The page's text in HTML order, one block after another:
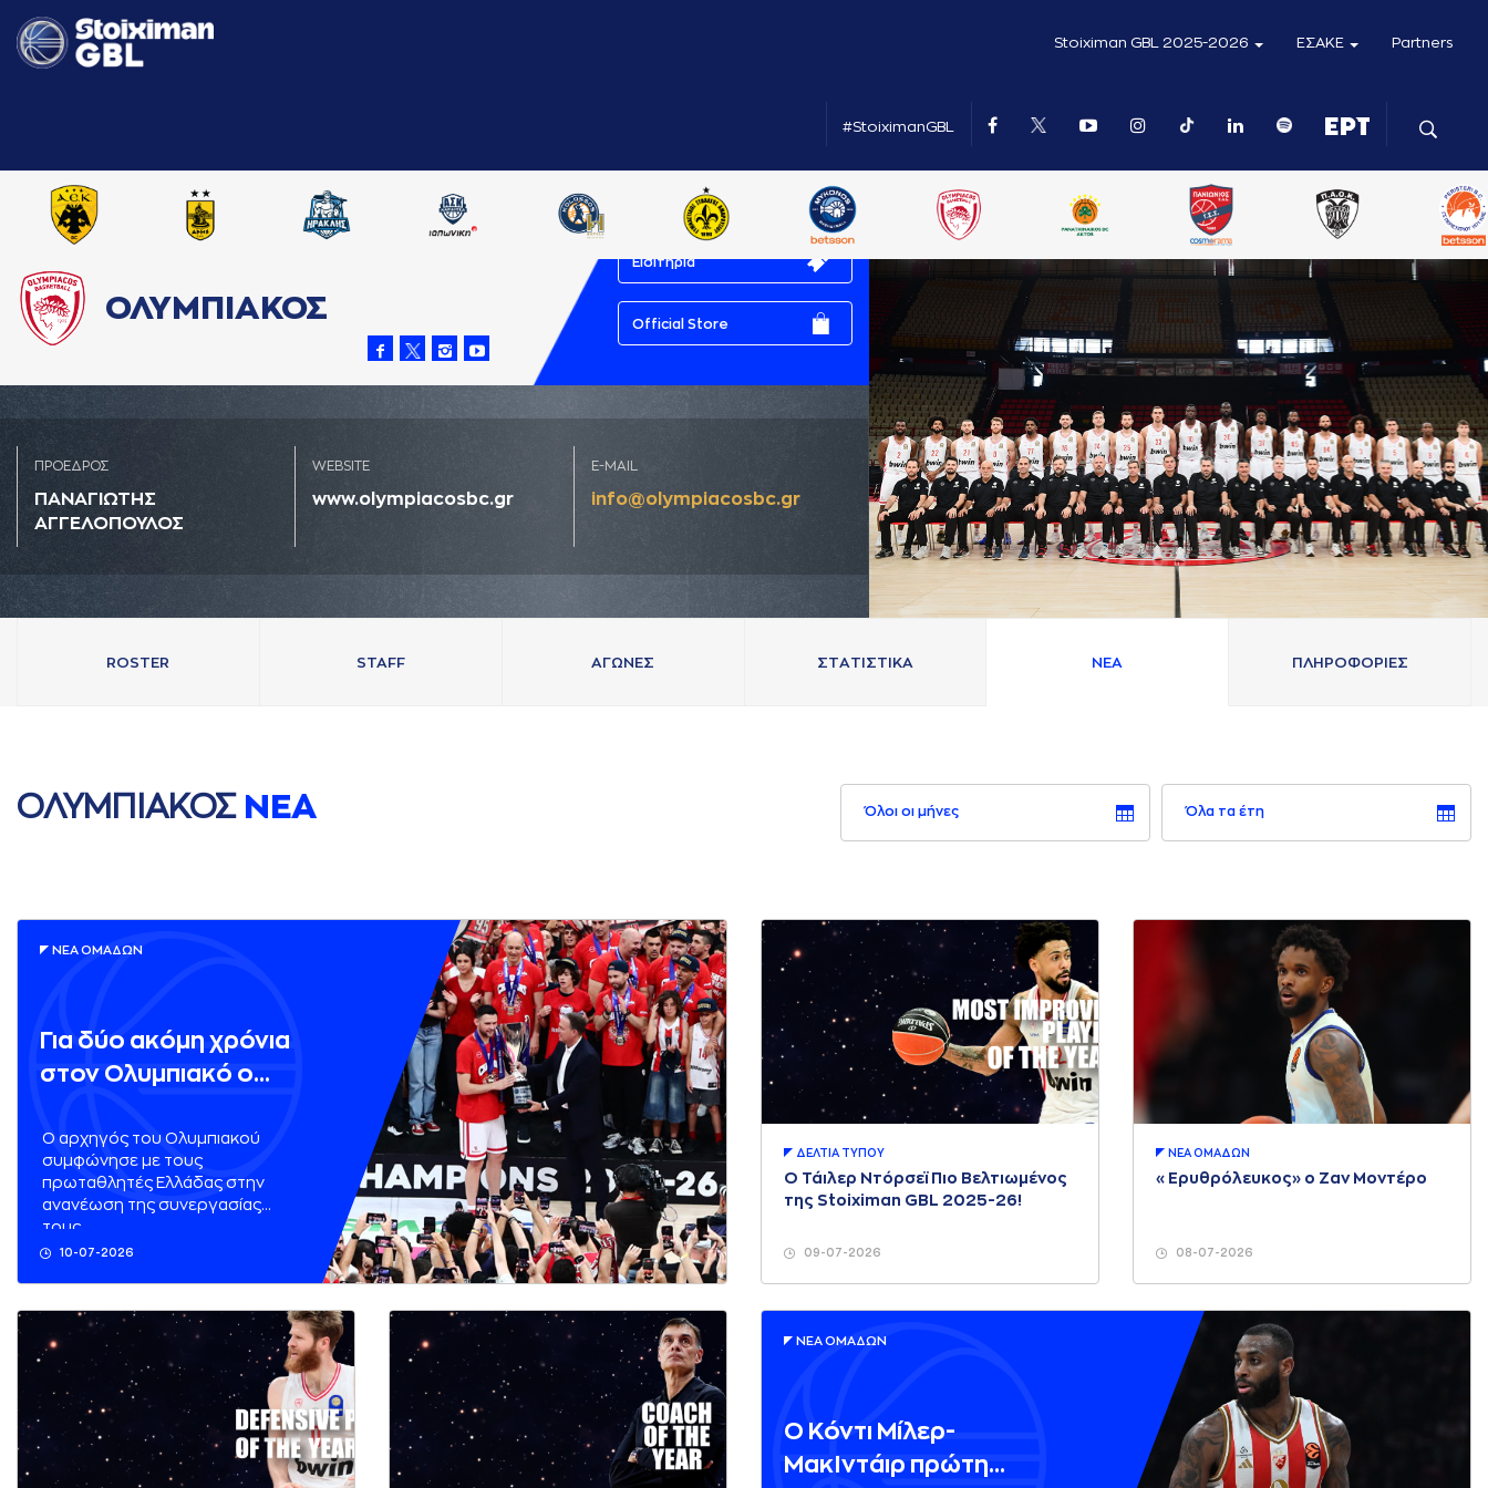
Stoiximan GBL 2025-2026 ΕΣΑΚΕ Partners
#StoiximanGBL
ΟΛΥΜΠΙΑΚΟΣ
Εισιτήρια
Official Store
ΠΡΟΕΔΡΟΣ
ΠAΝAΓΙΩΤΗΣ
AΓΓΕΛΟΠΟΥΛΟΣ
WEBSITE
www.olympiacosbc.gr
E-MAIL
info@olympiacosbc.gr
ROSTER STAFF AΓΩΝΕΣ ΣΤAΤΙΣΤΙΚA ΝΕA ΠΛΗΡΟΦΟΡΙΕΣ
ΟΛΥΜΠΙAΚΟΣ ΝΕA Όλοι οι μήνες Όλα τα έτη
10-07-2026
ΝΕA ΟΜAΔΩΝ
Για δύο ακόμη χρόνια
στον Ολυμπιακό ο
Ο αρχηγός του Ολυμπιακού
συμφώνησε με τους
πρωταθλητές Ελλάδας στην
ανανέωση της συνεργασίας
τους.
09-07-2026
ΔΕΛΤΙA ΤΥΠΟΥ
Ο Τάιλερ Ντόρσεϊ Πιο Βελτιωμένος
της Stoiximan GBL 2025-26!
08-07-2026
ΝΕA ΟΜAΔΩΝ
«Ερυθρόλευκος» ο Ζαν Μοντέρο
ΝΕA ΟΜAΔΩΝ
Ο Κόντι Μίλερ-
ΜακΙντάιρ πρώτη